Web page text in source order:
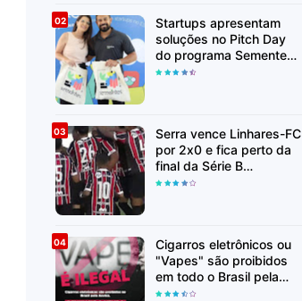
Startups apresentam
soluções no Pitch Day
do programa Sementes
em Linhares
Serra vence Linhares-FC
por 2x0 e fica perto da
final da Série B
Capixaba
Cigarros eletrônicos ou
"Vapes" são proibidos
em todo o Brasil pela
Anvisa a